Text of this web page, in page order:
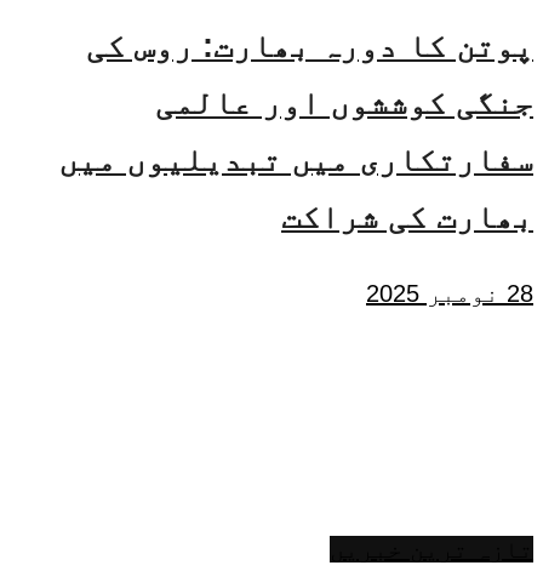
پوتن کا دورہ بھارت: روس کی
جنگی کوششوں اور عالمی
سفارتکاری میں تبدیلیوں میں
بھارت کی شراکت
28 نومبر 2025